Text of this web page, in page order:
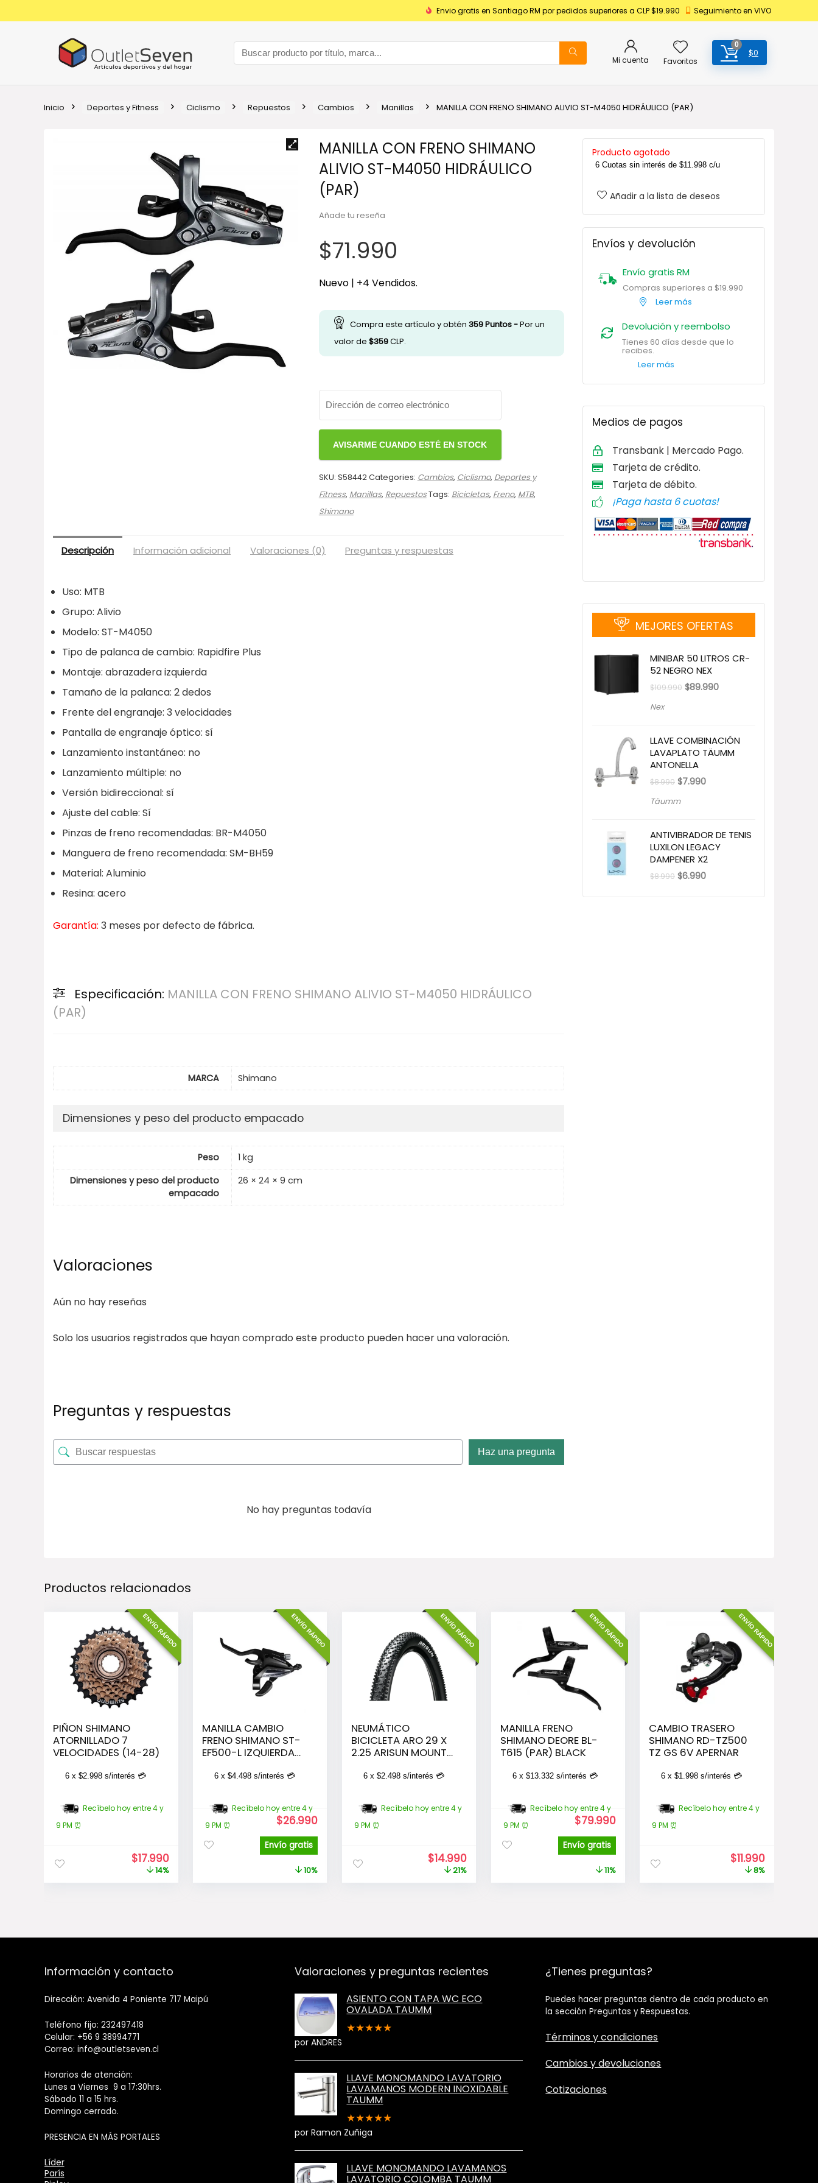
Envio gratis en Santiago RM por pedidos superiores a CLP $19.990 Seguimiento en VIVO
Mi cuenta Favoritos
0
$0
Inicio Deportes y Fitness Ciclismo Repuestos Cambios Manillas MANILLA CON FRENO SHIMANO ALIVIO ST-M4050 HIDRÁULICO (PAR)
MANILLA CON FRENO SHIMANO
ALIVIO ST-M4050 HIDRÁULICO
(PAR)
Añade tu reseña
$71.990
Nuevo | +4 Vendidos.
Compra este artículo y obtén 359Puntos -Por un
valor de $359CLP.
SKU: S58442Categories: Cambios, Ciclismo, Deportes y
Fitness, Manillas, RepuestosTags: Bicicletas, Freno, MTB,
Shimano
Descripción Información adicional Valoraciones (0) Preguntas y respuestas
Uso: MTB
Grupo: Alivio
Modelo: ST-M4050
Tipo de palanca de cambio: Rapidfire Plus
Montaje: abrazadera izquierda
Tamaño de la palanca: 2 dedos
Frente del engranaje: 3 velocidades
Pantalla de engranaje óptico: sí
Lanzamiento instantáneo: no
Lanzamiento múltiple: no
Versión bidireccional: sí
Ajuste del cable: Sí
Pinzas de freno recomendadas: BR-M4050
Manguera de freno recomendada: SM-BH59
Material: Aluminio
Resina: acero
Garantía: 3 meses por defecto de fábrica.
Especificación: MANILLA CON FRENO SHIMANO ALIVIO ST-M4050 HIDRÁULICO
(PAR)
MARCA Shimano
Dimensiones y peso del producto empacado
Peso
1 kg
Dimensiones y peso del producto
empacado
26 × 24 × 9 cm
Valoraciones
Aún no hay reseñas
Solo los usuarios registrados que hayan comprado este producto pueden hacer una valoración.
Preguntas y respuestas
Haz una pregunta
No hay preguntas todavía
Producto agotado
6 Cuotas sin interés de $11.998 c/u
Añadir a la lista de deseos
Envíos y devolución
Envío gratis RM
Compras superiores a $19.990
Leer más
Devolución y reembolso
Tienes 60 días desde que lo
recibes.
Leer más
Medios de pagos
Transbank | Mercado Pago.
Tarjeta decrédito.
Tarjeta de débito.
¡Paga hasta 6 cuotas!
MEJORES OFERTAS
MINIBAR 50 LITROS CR-
52 NEGRO NEX
$109.990 El
$89.990El
Nex
LLAVE COMBINACIÓN
LAVAPLATO TÄUMM
ANTONELLA
$8.990 El
original
$7.990El
Täumm
ANTIVIBRADOR DE TENIS
LUXILON LEGACY
DAMPENER X2
$8.990 El
$6.990El
Productos relacionados
ENVÍO RÁPIDO
PIÑON SHIMANO
ATORNILLADO 7
VELOCIDADES (14-28)
6 x$2.998 s/interés 💳
Recíbelo hoy entre 4 y
9 PM ⏰
El
precio
original
$17.990El
precio
14%
ENVÍO RÁPIDO
MANILLA CAMBIO
FRENO SHIMANO ST-
EF500-L IZQUIERDA
6 x$4.498 s/interés 💳
Recíbelo hoy entre 4 y
9 PM ⏰
El
original
era:
$29.990.
$26.990El
es:
$26.990.
Envío gratis
10%
ENVÍO RÁPIDO
NEUMÁTICO
BICICLETA ARO 29 X
2.25 ARISUN MOUNT
6 x $2.498s/interés 💳
Recíbelo hoy entre 4 y
9 PM ⏰
El
precio
original
$14.990El
precio
21%
ENVÍO RÁPIDO
MANILLA FRENO
SHIMANO DEORE BL-
T615 (PAR) BLACK
6 x $13.332s/interés 💳
Recíbelo hoy entre 4 y
9 PM ⏰
El
original
era:
$89.990.
$79.990El
es:
$79.990.
Envío gratis
11%
ENVÍO RÁPIDO
CAMBIO TRASERO
SHIMANO RD-TZ500
TZ GS 6V APERNAR
6 x$1.998 s/interés 💳
Recíbelo hoy entre 4 y
9 PM ⏰
El
precio
original
$11.990El
precio
8%
Información y contacto
Dirección: Avenida 4 Poniente 717 Maipú
Teléfono fijo: 232497418
Celular: +56 9 38994771
Correo: info@outletseven.cl
Horarios de atención:
Lunes a Viernes 9 a 17:30hrs.
Sábado 11 a 15 hrs.
Domingo cerrado.
PRESENCIA EN MÁS PORTALES
Líder
París
Valoraciones y preguntas recientes
ASIENTO CON TAPA WC ECO
OVALADA TAUMM
★★★★★
por ANDRES
LLAVE MONOMANDO LAVATORIO
LAVAMANOS MODERN INOXIDABLE
TAUMM
★★★★★
por Ramon Zuñiga
LLAVE MONOMANDO LAVAMANOS
LAVATORIO COLOMBA TAUMM
¿Tienes preguntas?
Puedes hacer preguntas dentro de cada producto en
la sección Preguntas y Respuestas.
Términos y condiciones
Cambios y devoluciones
Cotizaciones​